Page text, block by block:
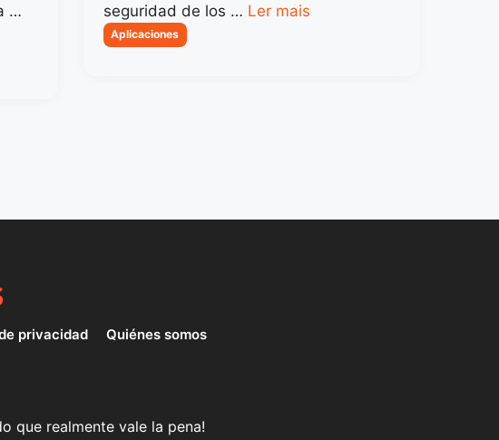
…
seguridad de los … Ler mais
Categorias
Aplicaciones
privacidad Quiénes somos
que realmente vale la pena!